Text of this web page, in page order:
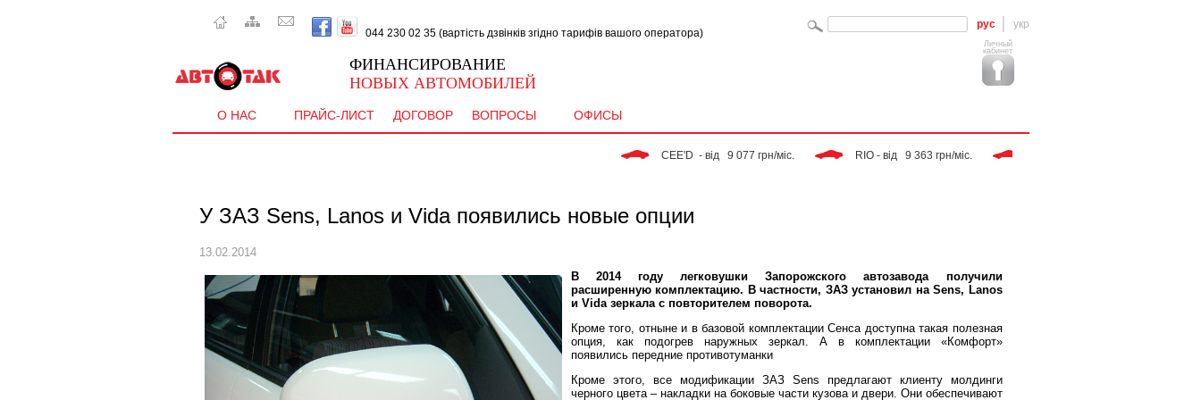
044 230 02 35 (вартість дзвінків згідно тарифів вашого оператора)
рус укр
ФИНАНСИРОВАНИЕ
НОВЫХ АВТОМОБИЛЕЙ
Личный
кабинет
О НАС ПРАЙС-ЛИСТ ДОГОВОР ВОПРОСЫ ОФИСЫ
CEE'D  - від   9 077 грн/міс. RIO - від   9 363 грн/міс. Tiggo - від   9 283 грн/міс.
У ЗАЗ Sens, Lanos и Vida появились новые опции
13.02.2014
В 2014 году легковушки Запорожского автозавода получили
расширенную комплектацию. В частности, ЗАЗ установил на Sens, Lanos
и Vida зеркала с повторителем поворота.
Кроме того, отныне и в базовой комплектации Сенса доступна такая полезная
опция, как подогрев наружных зеркал. А в комплектации «Комфорт»
появились передние противотуманки
Кроме этого, все модификации ЗАЗ Sens предлагают клиенту молдинги
черного цвета – накладки на боковые части кузова и двери. Они обеспечивают